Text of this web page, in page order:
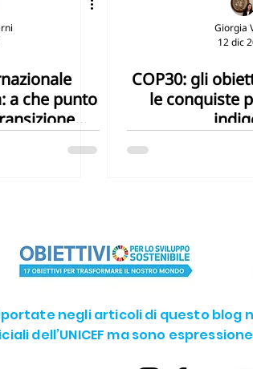
SDG15 -
SDG17 - Partnership The
a che punto
Giorgia
12 dic
COP30: gli
le conquiste
negli articoli di questo
dell’UNICEF ma sono